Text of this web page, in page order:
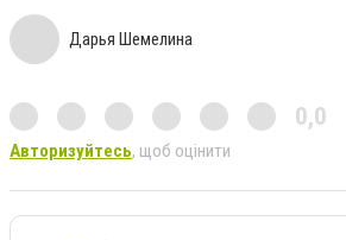
Дарья Шемелина
0,0
Авторизуйтесь, щоб оцінити